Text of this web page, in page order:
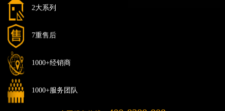
2大系列
7重售后
1000+经销商
1000+服务团队